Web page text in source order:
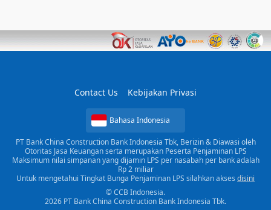
Contact Us Kebijakan Privasi
Bahasa Indonesia
PT Bank China Construction Bank Indonesia Tbk, Berizin & Diawasi oleh
Otoritas Jasa Keuangan serta merupakan Peserta Penjaminan LPS
Maksimum nilai simpanan yang dijamin LPS per nasabah per bank adalah
Rp 2 miliar
Untuk mengetahui Tingkat Bunga Penjaminan LPS silahkan akses disini
© CCB Indonesia.
2026 PT Bank China Construction Bank Indonesia Tbk.